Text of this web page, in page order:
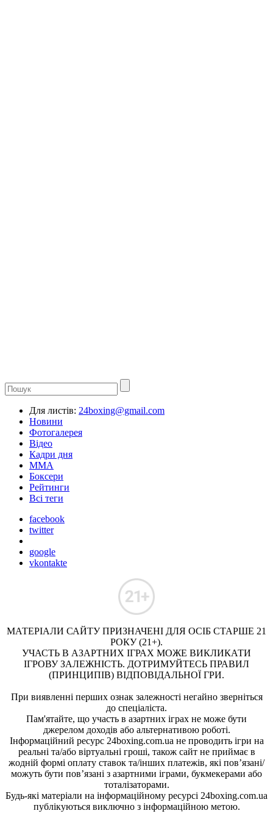
Для листів: 24boxing@gmail.com
Новини
Фотогалерея
Відео
Кадри дня
ММА
Боксери
Рейтинги
Всі теги
facebook
twitter
google
vkontakte
МАТЕРІАЛИ САЙТУ ПРИЗНАЧЕНІ ДЛЯ ОСІБ СТАРШЕ 21
РОКУ (21+).
УЧАСТЬ В АЗАРТНИХ ІГРАХ МОЖЕ ВИКЛИКАТИ
ІГРОВУ ЗАЛЕЖНІСТЬ. ДОТРИМУЙТЕСЬ ПРАВИЛ
(ПРИНЦИПІВ) ВІДПОВІДАЛЬНОЇ ГРИ.
При виявленні перших ознак залежності негайно зверніться
до спеціаліста.
Пам'ятайте, що участь в азартних іграх не може бути
джерелом доходів або альтернативою роботі.
Інформаційний ресурс 24boxing.com.ua не проводить ігри на
реальні та/або віртуальні гроші, також сайт не приймає в
жодній формі оплату ставок та/інших платежів, які пов’язані/
можуть бути пов’язані з азартними іграми, букмекерами або
тоталізаторами.
Будь-які матеріали на інформаційному ресурсі 24boxing.com.ua
публікуються виключно з інформаційною метою.